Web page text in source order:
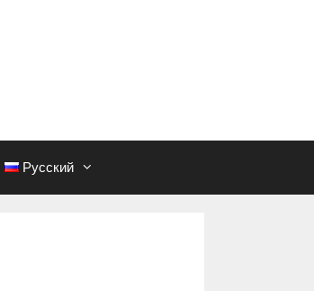
Русский